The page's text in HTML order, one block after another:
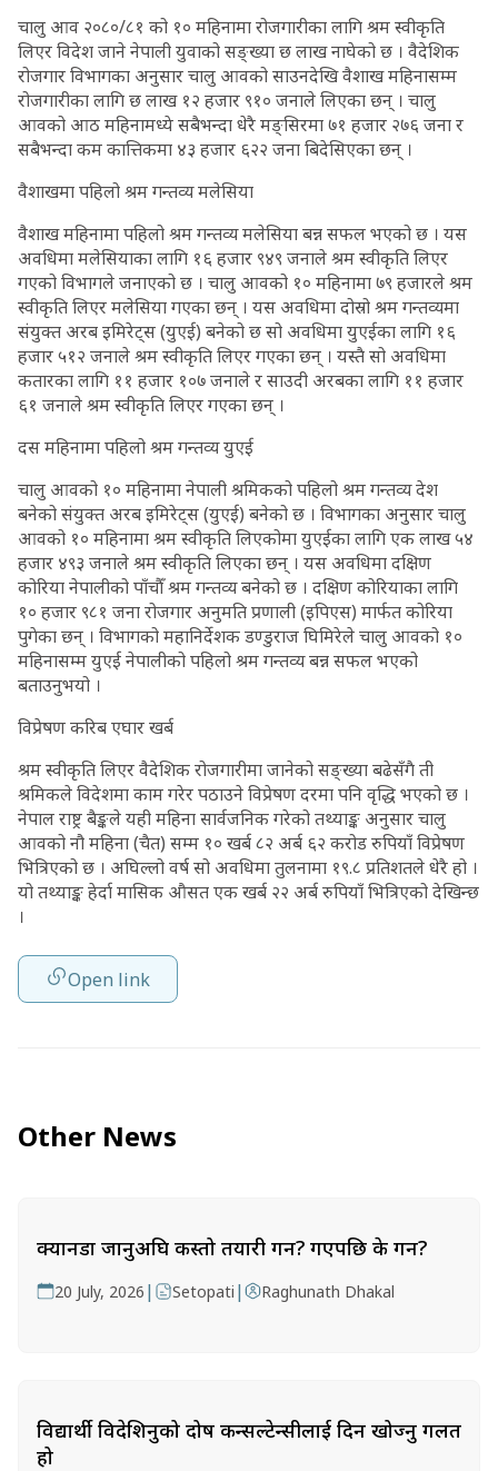
चालु आव २०८०/८१ को १० महिनामा रोजगारीका लागि श्रम स्वीकृति
लिएर विदेश जाने नेपाली युवाको सङ्ख्या छ लाख नाघेको छ । वैदेशिक
रोजगार विभागका अनुसार चालु आवको साउनदेखि वैशाख महिनासम्म
रोजगारीका लागि छ लाख १२ हजार ९१० जनाले लिएका छन् । चालु
आवको आठ महिनामध्ये सबैभन्दा धेरै मङ्सिरमा ७१ हजार २७६ जना र
सबैभन्दा कम कात्तिकमा ४३ हजार ६२२ जना बिदेसिएका छन् ।
वैशाखमा पहिलो श्रम गन्तव्य मलेसिया
वैशाख महिनामा पहिलो श्रम गन्तव्य मलेसिया बन्न सफल भएको छ । यस
अवधिमा मलेसियाका लागि १६ हजार ९४९ जनाले श्रम स्वीकृति लिएर
गएको विभागले जनाएको छ । चालु आवको १० महिनामा ७९ हजारले श्रम
स्वीकृति लिएर मलेसिया गएका छन् । यस अवधिमा दोस्रो श्रम गन्तव्यमा
संयुक्त अरब इमिरेट्स (युएई) बनेको छ सो अवधिमा युएईका लागि १६
हजार ५१२ जनाले श्रम स्वीकृति लिएर गएका छन् । यस्तै सो अवधिमा
कतारका लागि ११ हजार १०७ जनाले र साउदी अरबका लागि ११ हजार
६१ जनाले श्रम स्वीकृति लिएर गएका छन् ।
दस महिनामा पहिलो श्रम गन्तव्य युएई
चालु आवको १० महिनामा नेपाली श्रमिकको पहिलो श्रम गन्तव्य देश
बनेको संयुक्त अरब इमिरेट्स (युएई) बनेको छ । विभागका अनुसार चालु
आवको १० महिनामा श्रम स्वीकृति लिएकोमा युएईका लागि एक लाख ५४
हजार ४९३ जनाले श्रम स्वीकृति लिएका छन् । यस अवधिमा दक्षिण
कोरिया नेपालीको पाँचौँ श्रम गन्तव्य बनेको छ । दक्षिण कोरियाका लागि
१० हजार ९८१ जना रोजगार अनुमति प्रणाली (इपिएस) मार्फत कोरिया
पुगेका छन् । विभागको महानिर्देशक डण्डुराज घिमिरेले चालु आवको १०
महिनासम्म युएई नेपालीको पहिलो श्रम गन्तव्य बन्न सफल भएको
बताउनुभयो ।
विप्रेषण करिब एघार खर्ब
श्रम स्वीकृति लिएर वैदेशिक रोजगारीमा जानेको सङ्ख्या बढेसँगै ती
श्रमिकले विदेशमा काम गरेर पठाउने विप्रेषण दरमा पनि वृद्धि भएको छ ।
नेपाल राष्ट्र बैङ्कले यही महिना सार्वजनिक गरेको तथ्याङ्क अनुसार चालु
आवको नौ महिना (चैत) सम्म १० खर्ब ८२ अर्ब ६२ करोड रुपियाँ विप्रेषण
भित्रिएको छ । अघिल्लो वर्ष सो अवधिमा तुलनामा १९.८ प्रतिशतले धेरै हो ।
यो तथ्याङ्क हेर्दा मासिक औसत एक खर्ब २२ अर्ब रुपियाँ भित्रिएको देखिन्छ
।
Open link
Other News
क्यानडा जानुअघि कस्तो तयारी गर्ने? गएपछि के गर्ने?
20 July, 2026 | Setopati | Raghunath Dhakal
विद्यार्थी विदेशिनुको दोष कन्सल्टेन्सीलाई दिन खोज्नु गलत
हो